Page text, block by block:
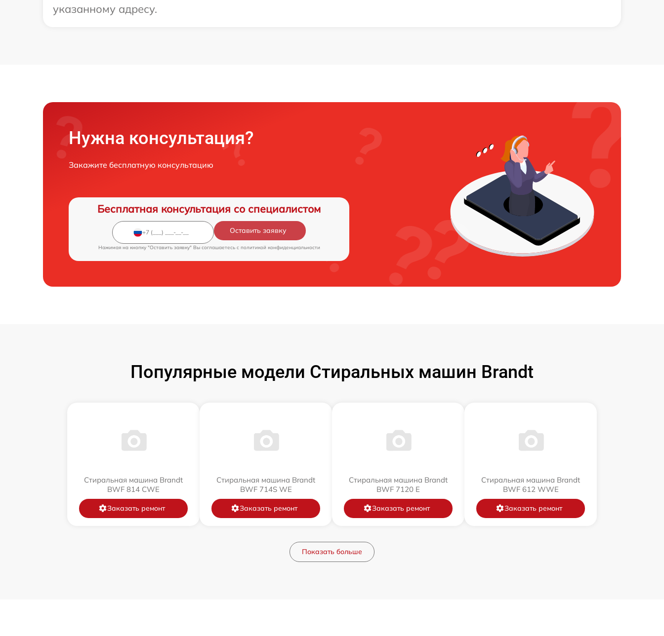
указанному адресу.
Нужна консультация?
Закажите бесплатную консультацию
Бесплатная консультация со специалистом
Оставить заявку
Нажимая на кнопку "Оставить заявку" Вы соглашаетесь c политикой конфиденциальности
Популярные модели Стиральных машин Brandt
Стиральная машина Brandt
BWF 814 CWE
Заказать ремонт
Стиральная машина Brandt
BWF 714S WE
Заказать ремонт
Стиральная машина Brandt
BWF 7120 E
Заказать ремонт
Стиральная машина Brandt
BWF 612 WWE
Заказать ремонт
Показать больше